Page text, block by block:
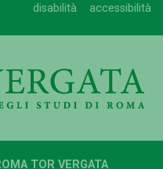
disabilità
accessibilità
TOR VERGATA